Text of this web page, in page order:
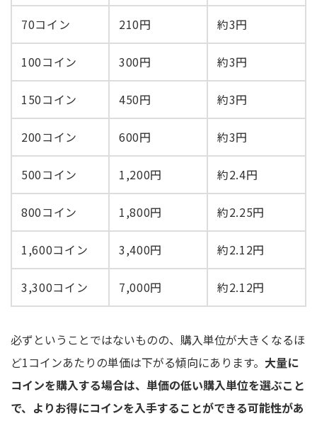
70コイン 210円 約3円
100コイン 300円 約3円
150コイン 450円 約3円
200コイン 600円 約3円
500コイン 1,200円 約2.4円
800コイン 1,800円 約2.25円
1,600コイン 3,400円 約2.12円
3,300コイン 7,000円 約2.12円
必ずということではないものの、購入単位が大きくなるほ
ど1コインあたりの単価は下がる傾向にあります。 大量に
コインを購入する場合は、単価の低い購入単位を選ぶこと
で、よりお得にコインを入手することができる可能性があ